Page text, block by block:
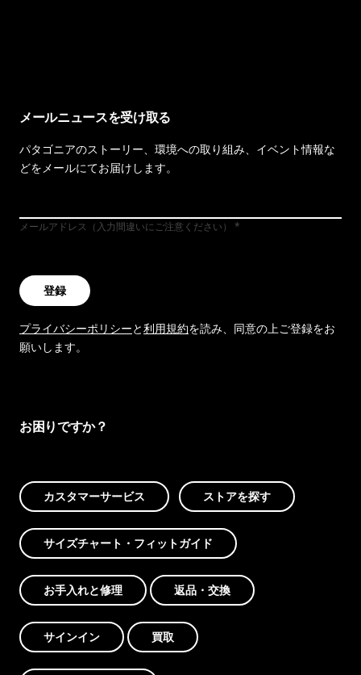
メールニュースを受け取る
パタゴニアのストーリー、環境への取り組み、イベント情報な
どをメールにてお届けします。
メールアドレス（入力間違いにご注意ください）
登録
プライバシーポリシーと利用規約を読み、同意の上ご登録をお
願いします。
お困りですか？
カスタマーサービス ストアを探す
サイズチャート・フィットガイド
お手入れと修理 返品・交換
サインイン 買取